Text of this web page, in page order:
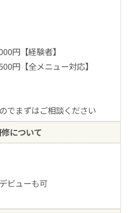
円【経験者】
円【全メニュー対応】
でまずはご相談ください
について
ビューも可